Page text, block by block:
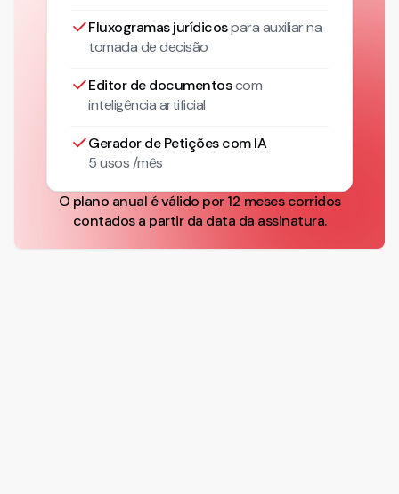
Fluxogramas jurídicospara auxiliar na
tomada de decisão
Editor de documentoscom
inteligência artificial
Gerador de Petições com IA
5 usos /mês
O plano anual é válido por 12 meses corridos
contados a partir da data da assinatura.